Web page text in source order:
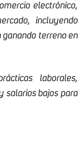
electrónico,
incluyendo
terreno en
laborales,
salarios bajos para